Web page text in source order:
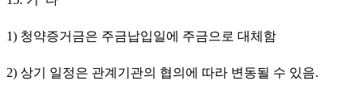
1) 청약증거금은 주금납입일에 주금으로 대체함
2) 상기 일정은 관계기관의 협의에 따라 변동될 수 있음.